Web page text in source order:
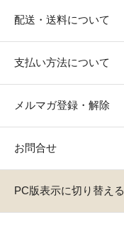
配送・送料について
支払い方法について
メルマガ登録・解除
お問合せ
PC版表示に切り替える